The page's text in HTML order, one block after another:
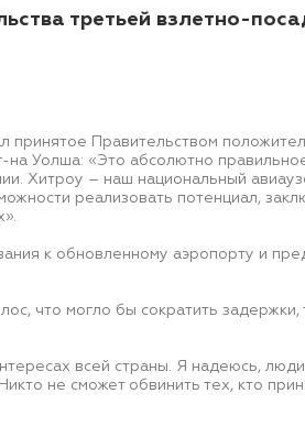
третьей взлетно-
принятое Правительством
на Уолша: «Это абсолютно
Хитроу – наш национальный
реализовать потенциал,
к обновленному аэропорту и
что могло бы сократить
всей страны. Я надеюсь,
не сможет обвинить тех, кто